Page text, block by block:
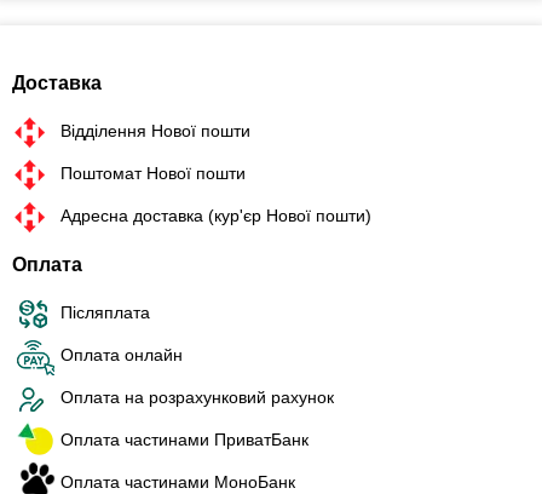
Доставка
Відділення Нової пошти
Поштомат Нової пошти
Адресна доставка (кур'єр Нової пошти)
Оплата
Післяплата
Оплата онлайн
Оплата на розрахунковий рахунок
Оплата частинами ПриватБанк
Оплата частинами МоноБанк